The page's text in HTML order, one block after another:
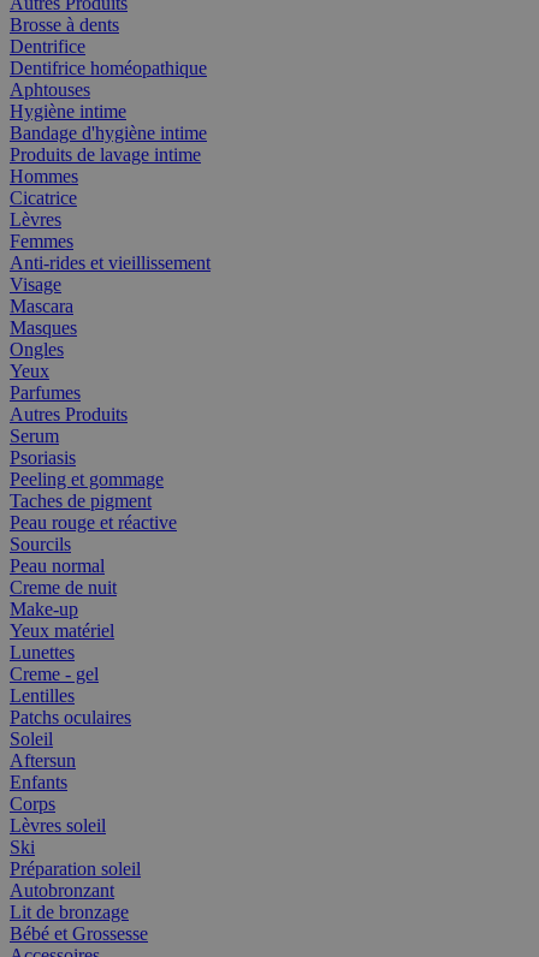
Brosse à dents
Dentrifice
Dentifrice homéopathique
Aphtouses
Hygiène intime
Bandage d'hygiène intime
Produits de lavage intime
Hommes
Cicatrice
Lèvres
Femmes
Anti-rides et vieillissement
Visage
Mascara
Masques
Ongles
Yeux
Parfumes
Autres Produits
Serum
Psoriasis
Peeling et gommage
Taches de pigment
Peau rouge et réactive
Sourcils
Peau normal
Creme de nuit
Make-up
Yeux matériel
Lunettes
Creme - gel
Lentilles
Patchs oculaires
Soleil
Aftersun
Enfants
Corps
Lèvres soleil
Ski
Préparation soleil
Autobronzant
Lit de bronzage
Bébé et Grossesse